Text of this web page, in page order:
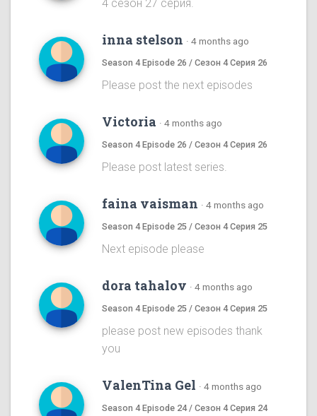
4 сезон 27 серия.
inna stelson · 4 months ago
Season 4 Episode 26 / Сезон 4 Серия 26
Please post the next episodes
Victoria · 4 months ago
Season 4 Episode 26 / Сезон 4 Серия 26
Please post latest series.
faina vaisman · 4 months ago
Season 4 Episode 25 / Сезон 4 Серия 25
Next episode please
dora tahalov · 4 months ago
Season 4 Episode 25 / Сезон 4 Серия 25
please post new episodes thank
you
ValenTina Gel · 4 months ago
Season 4 Episode 24 / Сезон 4 Серия 24